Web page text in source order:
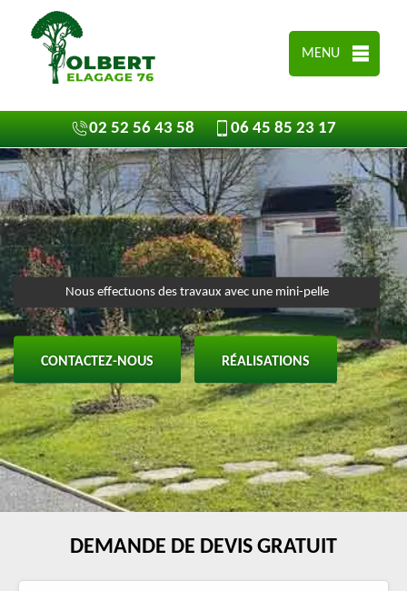
MENU
02 52 56 43 58 06 45 85 23 17
Nous effectuons des travaux avec une mini-pelle
CONTACTEZ-NOUS RÉALISATIONS
DEMANDE DE DEVIS GRATUIT